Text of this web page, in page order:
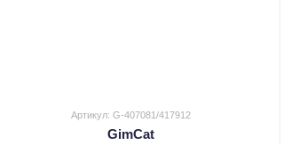
Артикул: G-407081/417912
GimCat